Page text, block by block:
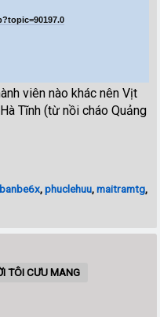
viên nào khác nên Vịt
Tĩnh (từ nồi cháo Quảng
banbe6x,phuclehuu,maitramtg,
TÔI CƯU MANG